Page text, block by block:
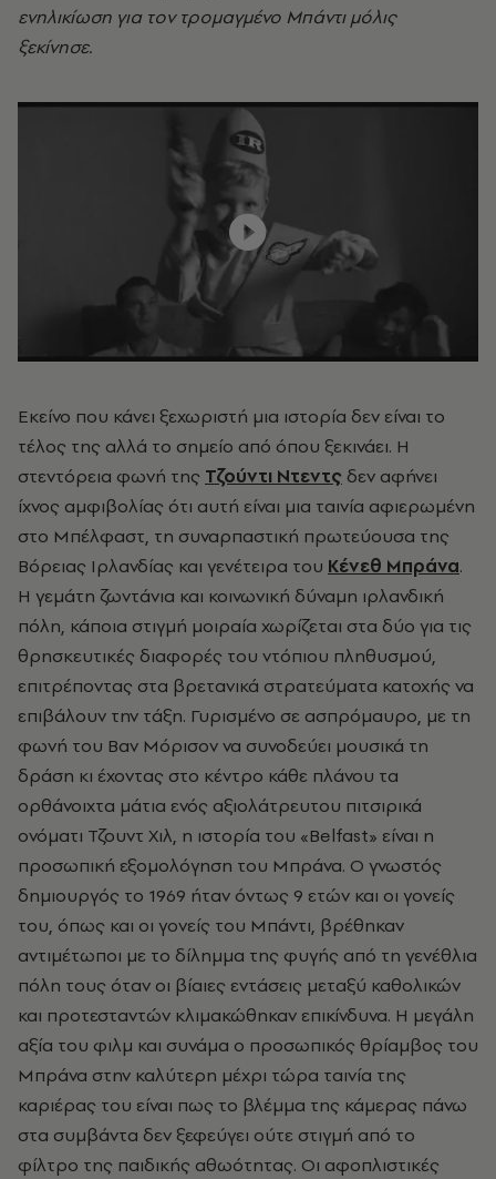
ενηλικίωση για τον τρομαγμένο Μπάντι μόλις
ξεκίνησε.
Εκείνο που κάνει ξεχωριστή μια ιστορία δεν είναι το
τέλος της αλλά το σημείο από όπου ξεκινάει. Η
στεντόρεια φωνή της Τζούντι Ντεντς δεν αφήνει
ίχνος αμφιβολίας ότι αυτή είναι μια ταινία αφιερωμένη
στο Μπέλφαστ, τη συναρπαστική πρωτεύουσα της
Βόρειας Ιρλανδίας και γενέτειρα του Κένεθ Μπράνα.
Η γεμάτη ζωντάνια και κοινωνική δύναμη ιρλανδική
πόλη, κάποια στιγμή μοιραία χωρίζεται στα δύο για τις
θρησκευτικές διαφορές του ντόπιου πληθυσμού,
επιτρέποντας στα βρετανικά στρατεύματα κατοχής να
επιβάλουν την τάξη. Γυρισμένο σε ασπρόμαυρο, με τη
φωνή του Βαν Μόρισον να συνοδεύει μουσικά τη
δράση κι έχοντας στο κέντρο κάθε πλάνου τα
ορθάνοιχτα μάτια ενός αξιολάτρευτου πιτσιρικά
ονόματι Τζουντ Χιλ, η ιστορία του «Belfast» είναι η
προσωπική εξομολόγηση του Μπράνα. Ο γνωστός
δημιουργός το 1969 ήταν όντως 9 ετών και οι γονείς
του, όπως και οι γονείς του Μπάντι, βρέθηκαν
αντιμέτωποι με το δίλημμα της φυγής από τη γενέθλια
πόλη τους όταν οι βίαιες εντάσεις μεταξύ καθολικών
και προτεσταντών κλιμακώθηκαν επικίνδυνα. Η μεγάλη
αξία του φιλμ και συνάμα ο προσωπικός θρίαμβος του
Μπράνα στην καλύτερη μέχρι τώρα ταινία της
καριέρας του είναι πως το βλέμμα της κάμερας πάνω
στα συμβάντα δεν ξεφεύγει ούτε στιγμή από το
φίλτρο της παιδικής αθωότητας. Οι αφοπλιστικές